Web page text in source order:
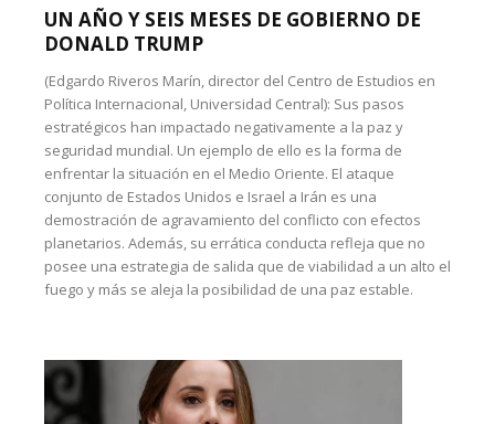
UN AÑO Y SEIS MESES DE GOBIERNO DE
DONALD TRUMP
(Edgardo Riveros Marín, director del Centro de Estudios en
Política Internacional, Universidad Central): Sus pasos
estratégicos han impactado negativamente a la paz y
seguridad mundial. Un ejemplo de ello es la forma de
enfrentar la situación en el Medio Oriente. El ataque
conjunto de Estados Unidos e Israel a Irán es una
demostración de agravamiento del conflicto con efectos
planetarios. Además, su errática conducta refleja que no
posee una estrategia de salida que de viabilidad a un alto el
fuego y más se aleja la posibilidad de una paz estable.